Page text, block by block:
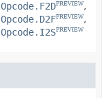
Opcode.F2DPREVIEW
Opcode.D2FPREVIEW
Opcode.I2SPREVIEW